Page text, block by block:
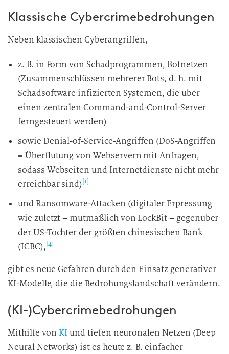
Klassische Cybercrimebedrohungen
Neben klassischen Cyberangriffen,
z. B. in Form von Schadprogrammen, Botnetzen
(Zusammenschlüssen mehrerer Bots, d. h. mit
Schadsoftware infizierten Systemen, die über
einen zentralen Command-and-Control-Server
ferngesteuert werden)
sowie Denial-of-Service-Angriffen (DoS-Angriffen
= Überflutung von Webservern mit Anfragen,
sodass Webseiten und Internetdienste nicht mehr
erreichbar sind) [1]
und Ransomware-Attacken (digitaler Erpressung
wie zuletzt – mutmaßlich von LockBit – gegenüber
der US-Tochter der größten chinesischen Bank
(ICBC), [4]
gibt es neue Gefahren durch den Einsatz generativer
KI-Modelle, die die Bedrohungslandschaft verändern.
(KI-)Cybercrimebedrohungen
Mithilfe vonKI und tiefen neuronalen Netzen (Deep
Neural Networks) ist es heute z. B. einfacher